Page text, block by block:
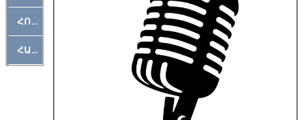
ՀՈԳԵՄՏԱՒՈՐ
ՀԱՐԹԱԿ